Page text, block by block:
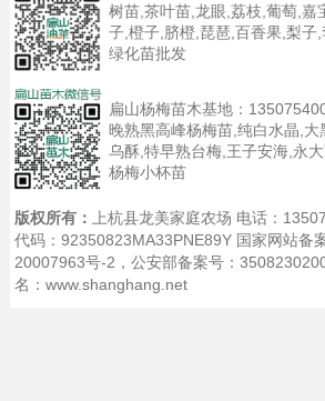
树苗,茶叶苗,龙眼,荔枝,葡萄,嘉
子,橙子,脐橙,琵琶,百香果,梨子,
绿化苗批发
扁山杨梅苗木基地：
晚熟黑高峰杨梅苗,纯白水晶,大
乌酥,特早熟台梅,王子安海,永
杨梅小杯苗
版权所有：
上杭县龙美家庭农场 电话：
代码：92350823MA33PNE89Y 国家网站备
20007963号-2 ，公安部备案号：
名：www.shanghang.net